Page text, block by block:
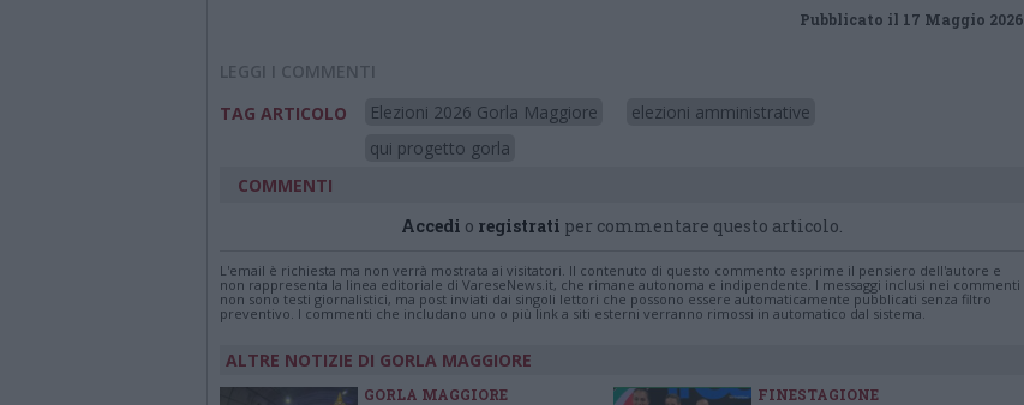
Pubblicato il 17 Maggio 2026
LEGGI I COMMENTI
TAG ARTICOLO
Elezioni 2026 Gorla Maggiore
elezioni amministrative
qui progetto gorla
COMMENTI
Accedi o registrati per commentare questo articolo.
L'email è richiesta ma non verrà mostrata ai visitatori. Il contenuto di questo commento esprime il pensiero dell'autore e
non rappresenta la linea editoriale di VareseNews.it, che rimane autonoma e indipendente. I messaggi inclusi nei commenti
non sono testi giornalistici, ma post inviati dai singoli lettori che possono essere automaticamente pubblicati senza filtro
preventivo. I commenti che includano uno o più link a siti esterni verranno rimossi in automatico dal sistema.
ALTRE NOTIZIE DI GORLA MAGGIORE
GORLA MAGGIORE FINESTAGIONE